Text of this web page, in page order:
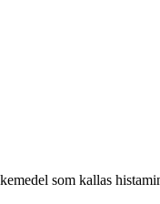
som kallas